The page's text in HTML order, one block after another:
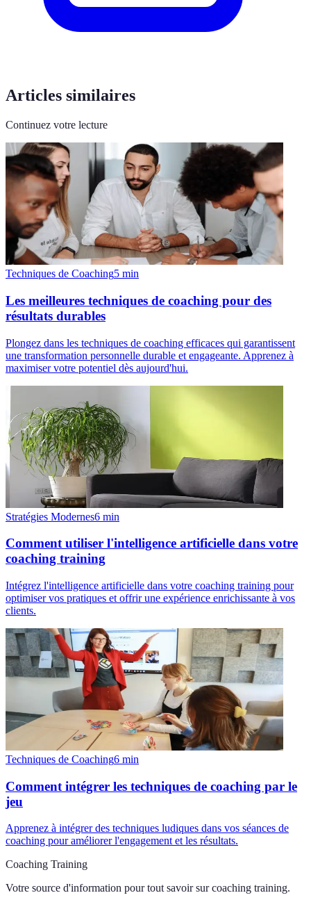
Articles similaires
Continuez votre lecture
Techniques de Coaching5 min
Les meilleures techniques de coaching pour des
résultats durables
Plongez dans les techniques de coaching efficaces qui garantissent
une transformation personnelle durable et engageante. Apprenez à
maximiser votre potentiel dès aujourd'hui.
Stratégies Modernes6 min
Comment utiliser l'intelligence artificielle dans votre
coaching training
Intégrez l'intelligence artificielle dans votre coaching training pour
optimiser vos pratiques et offrir une expérience enrichissante à vos
clients.
Techniques de Coaching6 min
Comment intégrer les techniques de coaching par le
jeu
Apprenez à intégrer des techniques ludiques dans vos séances de
coaching pour améliorer l'engagement et les résultats.
Coaching Training
Votre source d'information pour tout savoir sur coaching training.